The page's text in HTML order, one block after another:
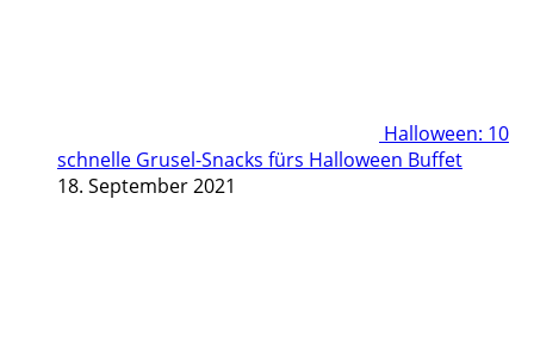
Halloween: 10
schnelle Grusel-Snacks fürs Halloween Buffet
18. September 2021